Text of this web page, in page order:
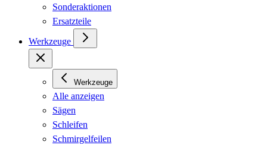
Sonderaktionen
Ersatzteile
Werkzeuge
Werkzeuge
Alle anzeigen
Sägen
Schleifen
Schmirgelfeilen